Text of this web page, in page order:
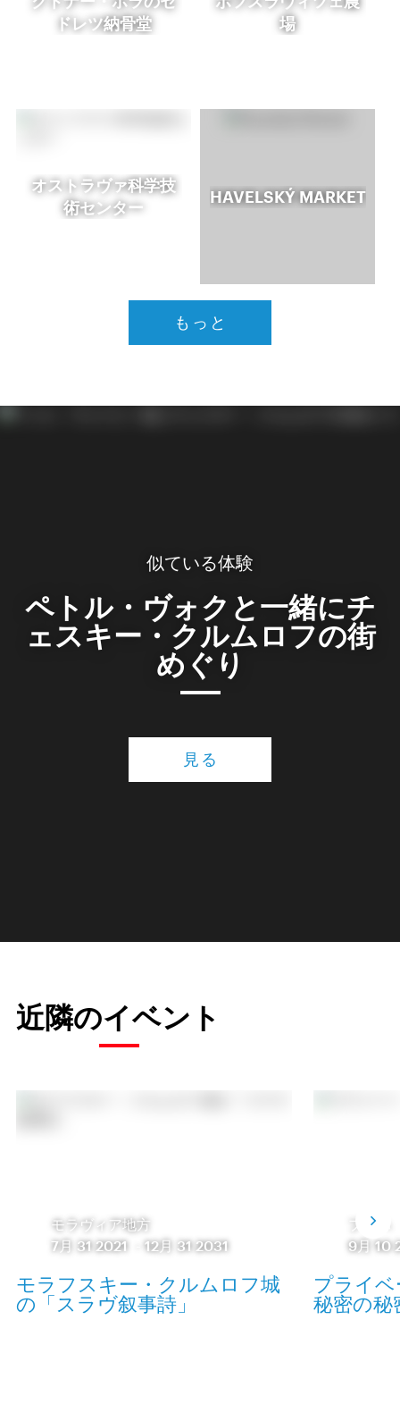
ドレツ納骨堂
場
オストラヴァ科学技
術センター
HAVELSKÝ MARKET
もっと
似ている体験
ペトル・ヴォクと一緒にチ
ェスキー・クルムロフの街
めぐり
見る
近隣のイベント
モラヴィア地方
7月 31 2021
12月 31 2031
モラフスキー・クルムロフ城
の「スラヴ叙事詩」
プラハ
9月 10
プライ
秘密の秘